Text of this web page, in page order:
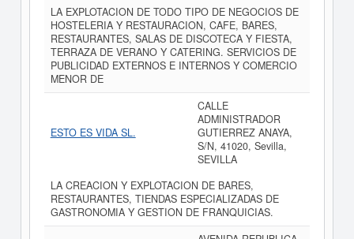
LA EXPLOTACION DE TODO TIPO DE NEGOCIOS DE
HOSTELERIA Y RESTAURACION, CAFE, BARES,
RESTAURANTES, SALAS DE DISCOTECA Y FIESTA,
TERRAZA DE VERANO Y CATERING. SERVICIOS DE
PUBLICIDAD EXTERNOS E INTERNOS Y COMERCIO
MENOR DE
ESTO ES VIDA SL.
CALLE
ADMINISTRADOR
GUTIERREZ ANAYA,
S/N, 41020, Sevilla,
SEVILLA
LA CREACION Y EXPLOTACION DE BARES,
RESTAURANTES, TIENDAS ESPECIALIZADAS DE
GASTRONOMIA Y GESTION DE FRANQUICIAS.